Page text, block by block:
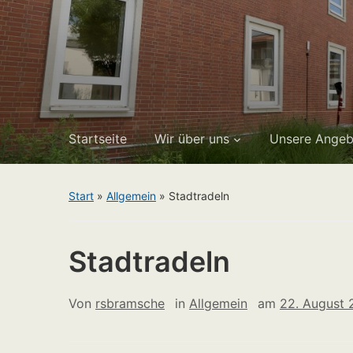
Startseite Wir über uns Unsere
Start » Allgemein » Stadtradeln
Stadtradeln
Von rsbramsche in Allgemein am 22. August